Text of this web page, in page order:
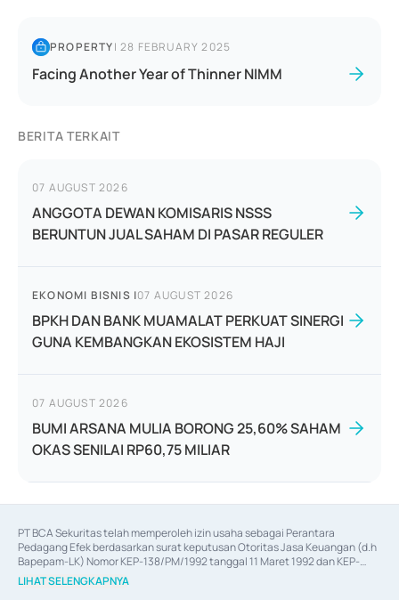
PROPERTY|28 FEBRUARY 2025
Facing Another Year of Thinner NIMM
BERITA TERKAIT
07 AUGUST 2026
ANGGOTA DEWAN KOMISARIS NSSS
BERUNTUN JUAL SAHAM DI PASAR REGULER
EKONOMI BISNIS |07 AUGUST 2026
BPKH DAN BANK MUAMALAT PERKUAT SINERGI
GUNA KEMBANGKAN EKOSISTEM HAJI
07 AUGUST 2026
BUMI ARSANA MULIA BORONG 25,60% SAHAM
OKAS SENILAI RP60,75 MILIAR
PT BCA Sekuritas telah memperoleh izin usaha sebagai Perantara
Pedagang Efek berdasarkan surat keputusan Otoritas Jasa Keuangan (d.h
Bapepam-LK) Nomor KEP-138/PM/1992 tanggal 11 Maret 1992 dan KEP-
06/D.04/2014 tanggal 28 Februari 2014, izin usaha sebagai Penjamin Emisi
Efek berdasarkan surat keputusan Otoritas Jasa Keuangan Nomor KEP-
LIHAT SELENGKAPNYA